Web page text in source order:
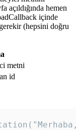
açıldığında hemen
içinde
(hepsini doğru
metni
id